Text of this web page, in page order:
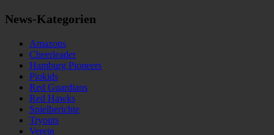
News-Kategorien
Amazons
Cheerleader
Hamburg Pioneers
Piokids
Red Guardians
Red Hawks
Spielberichte
Tryouts
Verein